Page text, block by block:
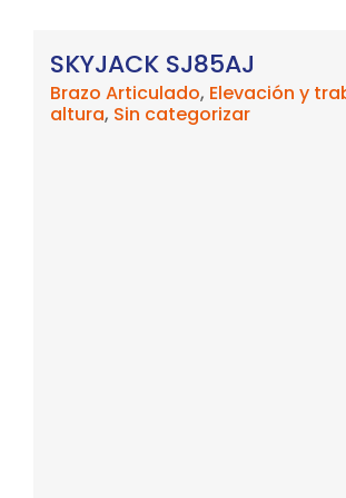
SKYJACK SJ85AJ
Brazo Articulado, Elevación y
altura, Sin categorizar